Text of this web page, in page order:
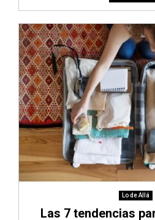
Lo de Allá
Las 7 tendencias